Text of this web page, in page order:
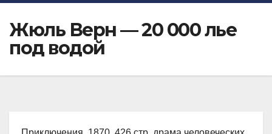
Жюль Верн — 20 000 лье
под водой